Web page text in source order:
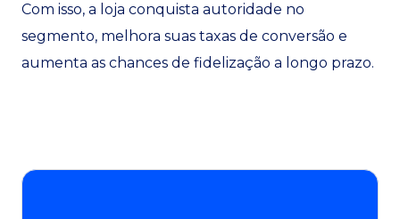
Com isso, a loja conquista autoridade no
segmento, melhora suas taxas de conversão e
aumenta as chances de fidelização a longo prazo.